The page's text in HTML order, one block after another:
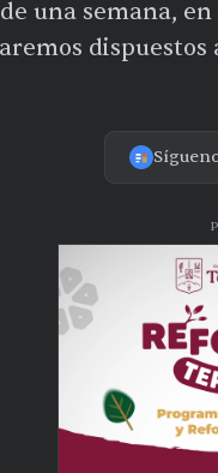
una semana,